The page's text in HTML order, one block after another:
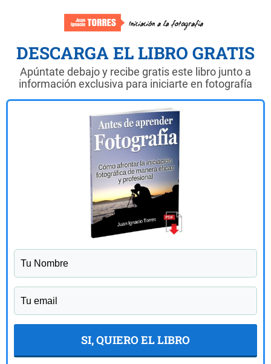
DESCARGA EL LIBRO GRATIS
Apúntate debajo y recibe gratis este libro junto a
información exclusiva para iniciarte en fotografía
SI, QUIERO EL LIBRO